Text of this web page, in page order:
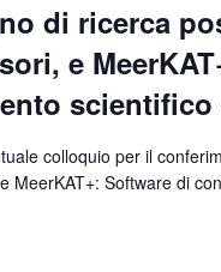
di ricerca
e
scientifico
colloquio per il
MeerKAT+: Software di